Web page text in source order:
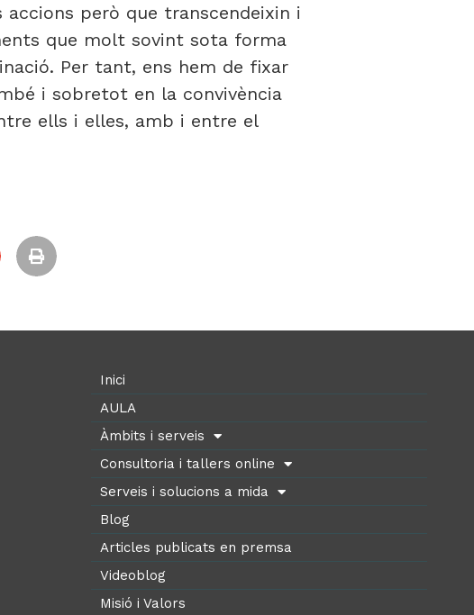
però que transcendeixin i
que molt sovint sota forma
Per tant, ens hem de fixar
i sobretot en la convivència
ells i elles, amb i entre el
Inici
AULA
Àmbits i serveis
Consultoria i tallers online
Serveis i solucions a mida
Blog
Articles publicats en premsa
Videoblog
Misió i Valors